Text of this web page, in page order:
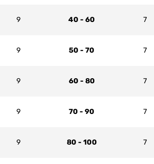
9 40 - 60 7
9 50 - 70 7
9 60 - 80 7
9 70 - 90 7
9 80 - 100 7